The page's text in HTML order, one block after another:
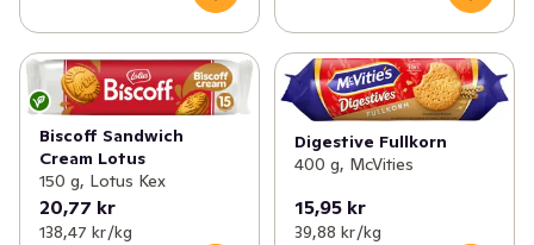
Biscoff Sandwich
Cream Lotus
150 g, Lotus Kex
20,77 kr
138,47 kr /kg
Digestive Fullkorn
400 g, McVities
15,95 kr
39,88 kr /kg